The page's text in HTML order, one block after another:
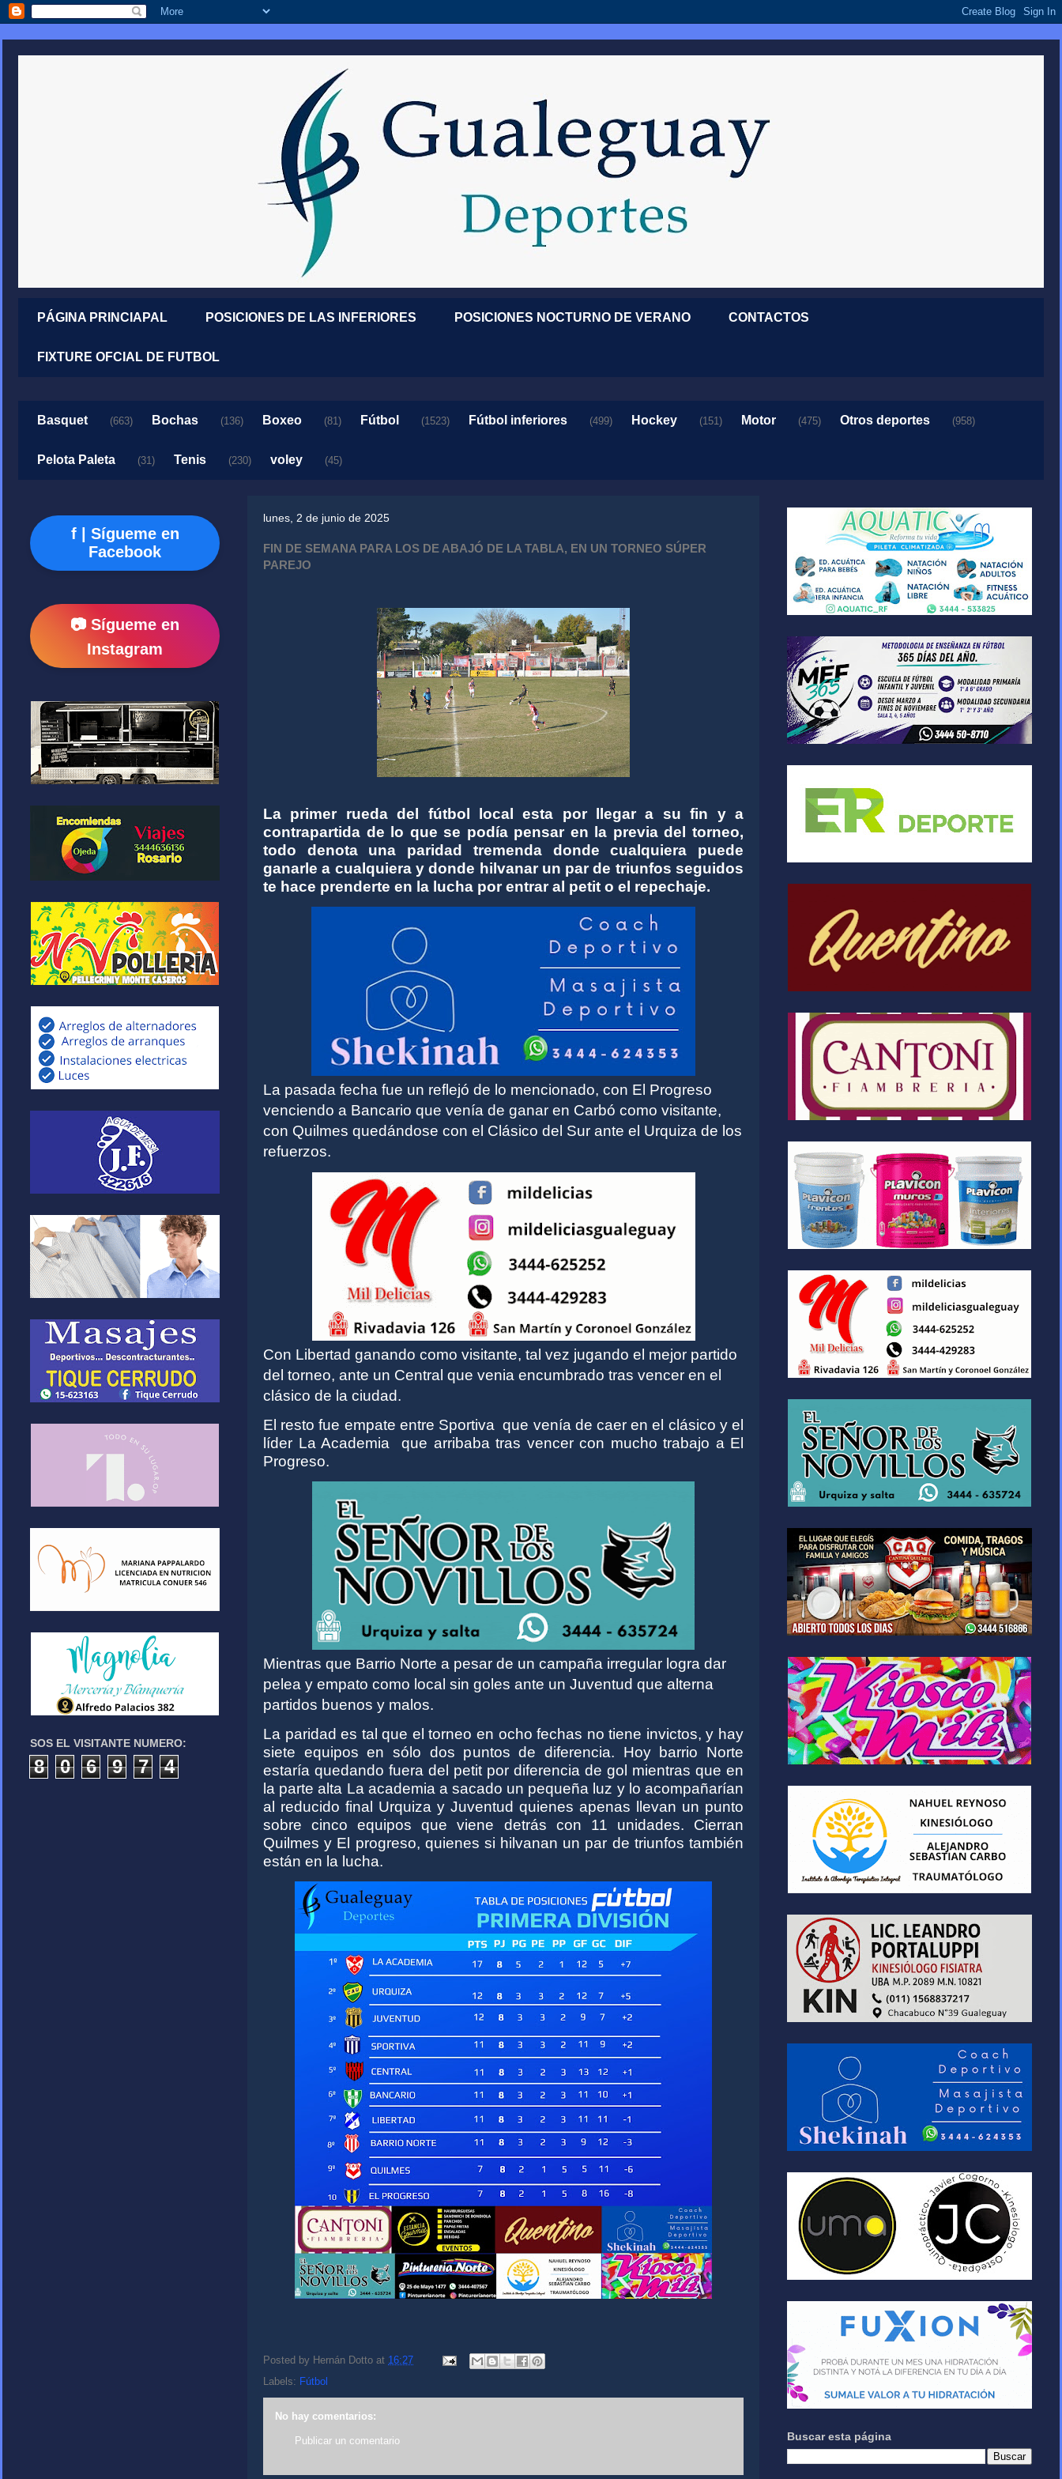
PÁGINA PRINCIAPAL POSICIONES DE LAS INFERIORES POSICIONES NOCTURNO DE VERANO CONTACTOS
FIXTURE OFCIAL DE FUTBOL
Basquet (663) Bochas (136) Boxeo (81) Fútbol (1523) Fútbol inferiores (499) Hockey (151) Motor (475) Otros deportes (958)
Pelota Paleta (31) Tenis (230) voley (45)
lunes, 2 de junio de 2025
FIN DE SEMANA PARA LOS DE ABAJÓ DE LA TABLA, EN UN TORNEO SÚPER
PAREJO
La primer rueda del fútbol local esta por llegar a su fin y a
contrapartida de lo que se podía pensar en la previa del torneo,
todo denota una paridad tremenda donde cualquiera puede
ganarle a cualquiera y donde hilvanar un par de triunfos seguidos
te hace prenderte en la lucha por entrar al petit o el repechaje.
La pasada fecha fue un reflejó de lo mencionado, con El Progreso
venciendo a Bancario que venía de ganar en Carbó como visitante,
con Quilmes quedándose con el Clásico del Sur ante el Urquiza de los
refuerzos.
Con Libertad ganando como visitante, tal vez jugando el mejor partido
del torneo, ante un Central que venia encumbrado tras vencer en el
clásico de la ciudad.
El resto fue empate entre Sportiva que venía de caer en el clásico y el
líder La Academia
que arribaba tras vencer con mucho trabajo a El
Progreso.
Mientras que Barrio Norte a pesar de un campaña irregular logra dar
pelea y empato como local sin goles ante un Juventud que alterna
partidos buenos y malos.
La paridad es tal que el torneo en ocho fechas no tiene invictos, y hay
siete equipos en sólo dos puntos de diferencia. Hoy barrio Norte
estaría quedando fuera del petit por diferencia de gol mientras que en
la parte alta La academia a sacado un pequeña luz y lo acompañarían
al reducido final Urquiza y Juventud quienes apenas llevan un punto
sobre cinco equipos que viene detrás con 11 unidades. Cierran
Quilmes y El progreso, quienes si hilvanan un par de triunfos también
están en la lucha.
Posted by Hernán Dotto at 16:27
Labels: Fútbol
No hay comentarios:
Publicar un comentario
f | Sígueme en
Facebook
📷 Sígueme en
Instagram
SOS EL VISITANTE NUMERO:
8 0 6 9 7 4
Buscar esta página